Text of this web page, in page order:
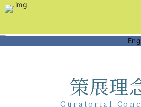
跳
到
要
內
策展理
Curatorial